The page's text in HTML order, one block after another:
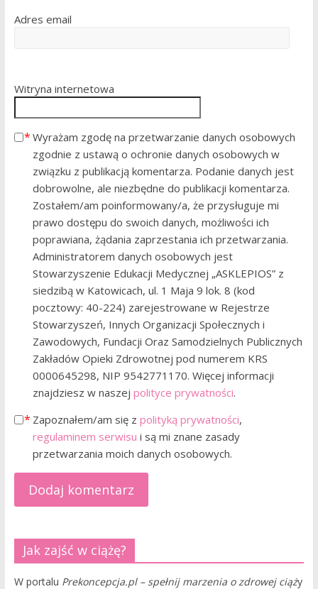
Adres email
Witryna internetowa
Wyrażam zgodę na przetwarzanie danych osobowych
zgodnie z ustawą o ochronie danych osobowych w
związku z publikacją komentarza. Podanie danych jest
dobrowolne, ale niezbędne do publikacji komentarza.
Zostałem/am poinformowany/a, że przysługuje mi
prawo dostępu do swoich danych, możliwości ich
poprawiana, żądania zaprzestania ich przetwarzania.
Administratorem danych osobowych jest
Stowarzyszenie Edukacji Medycznej „ASKLEPIOS” z
siedzibą w Katowicach, ul. 1 Maja 9 lok. 8 (kod
pocztowy: 40-224) zarejestrowane w Rejestrze
Stowarzyszeń, Innych Organizacji Społecznych i
Zawodowych, Fundacji Oraz Samodzielnych Publicznych
Zakładów Opieki Zdrowotnej pod numerem KRS
0000645298, NIP 9542771170. Więcej informacji
znajdziesz w naszej polityce prywatności.
Zapoznałem/am się z polityką prywatności,
regulaminem serwisu i są mi znane zasady
przetwarzania moich danych osobowych.
Jak zajść w ciążę?
W portalu Prekoncepcja.pl – spełnij marzenia o zdrowej ciąży